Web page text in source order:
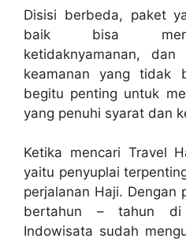
Disisi berbeda, paket
baik bisa
ketidaknyamanan,
keamanan yang tidak
begitu penting untuk
yang penuhi syarat dan
Ketika mencari Travel
yaitu penyuplai
perjalanan Haji. Dengan
bertahun – tahun
Indowisata sudah